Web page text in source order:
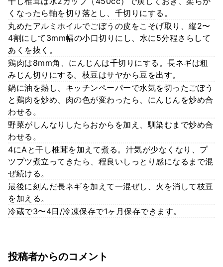
くなったら軸を切り落とし、千切りにする。
丸めたアルミホイルでごぼうの皮をこそげ取り、縦2〜
4割にして3mm幅の小口切りにし、水に5分程さらして
あくを抜く。
鶏肉は8mm角、にんじんは千切りにする。長ネギは粗
みじん切りにする。枝豆はサヤから豆を出す。
鍋に油を熱し、キッチンペーパーで水気を切ったごぼう
と鶏肉を炒め、肉の色が変わったら、にんじんを炒め合
わせる。
野菜がしんなりしたらおからを加え、馴染むまで炒め合
わせる。
4にAと干し椎茸を加えて煮る。汁気が少なくなり、プ
ツプツ煮立ってきたら、程良いしっとり感になるまで混
ぜ続ける。
最後に刻んだ長ネギを加えて一混ぜし、火を消して枝豆
を加える。
冷蔵で3〜4日/冷凍保存で1ヶ月保存できます。
投稿者からのコメント